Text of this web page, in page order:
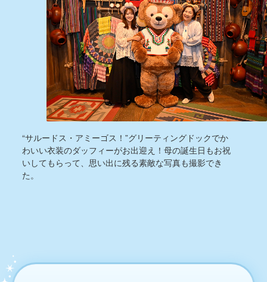
“サルードス・アミーゴス！”グリーティングドックでか
わいい衣装のダッフィーがお出迎え！母の誕生日もお祝
いしてもらって、思い出に残る素敵な写真も撮影でき
た。